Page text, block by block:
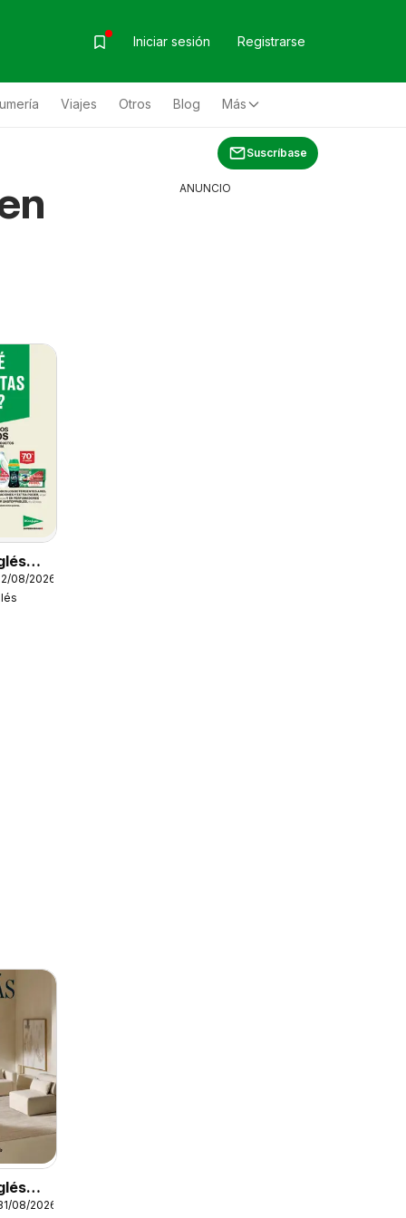
Iniciar sesión Registrarse
Viajes Otros Blog Más
Suscríbase
08/2026
08/2026
ANUNCIO